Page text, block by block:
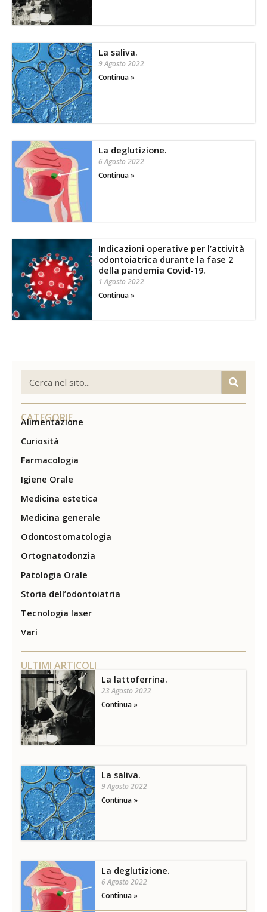
La saliva.
9 Agosto 2022
Continua »
La deglutizione.
6 Agosto 2022
Continua »
Indicazioni operative per l’attività
odontoiatrica durante la fase 2
della pandemia Covid-19.
1 Agosto 2022
Continua »
CATEGORIE
Alimentazione
Curiosità
Farmacologia
Igiene Orale
Medicina estetica
Medicina generale
Odontostomatologia
Ortognatodonzia
Patologia Orale
Storia dell’odontoiatria
Tecnologia laser
Vari
ULTIMI ARTICOLI
La lattoferrina.
23 Agosto 2022
Continua »
La saliva.
9 Agosto 2022
Continua »
La deglutizione.
6 Agosto 2022
Continua »